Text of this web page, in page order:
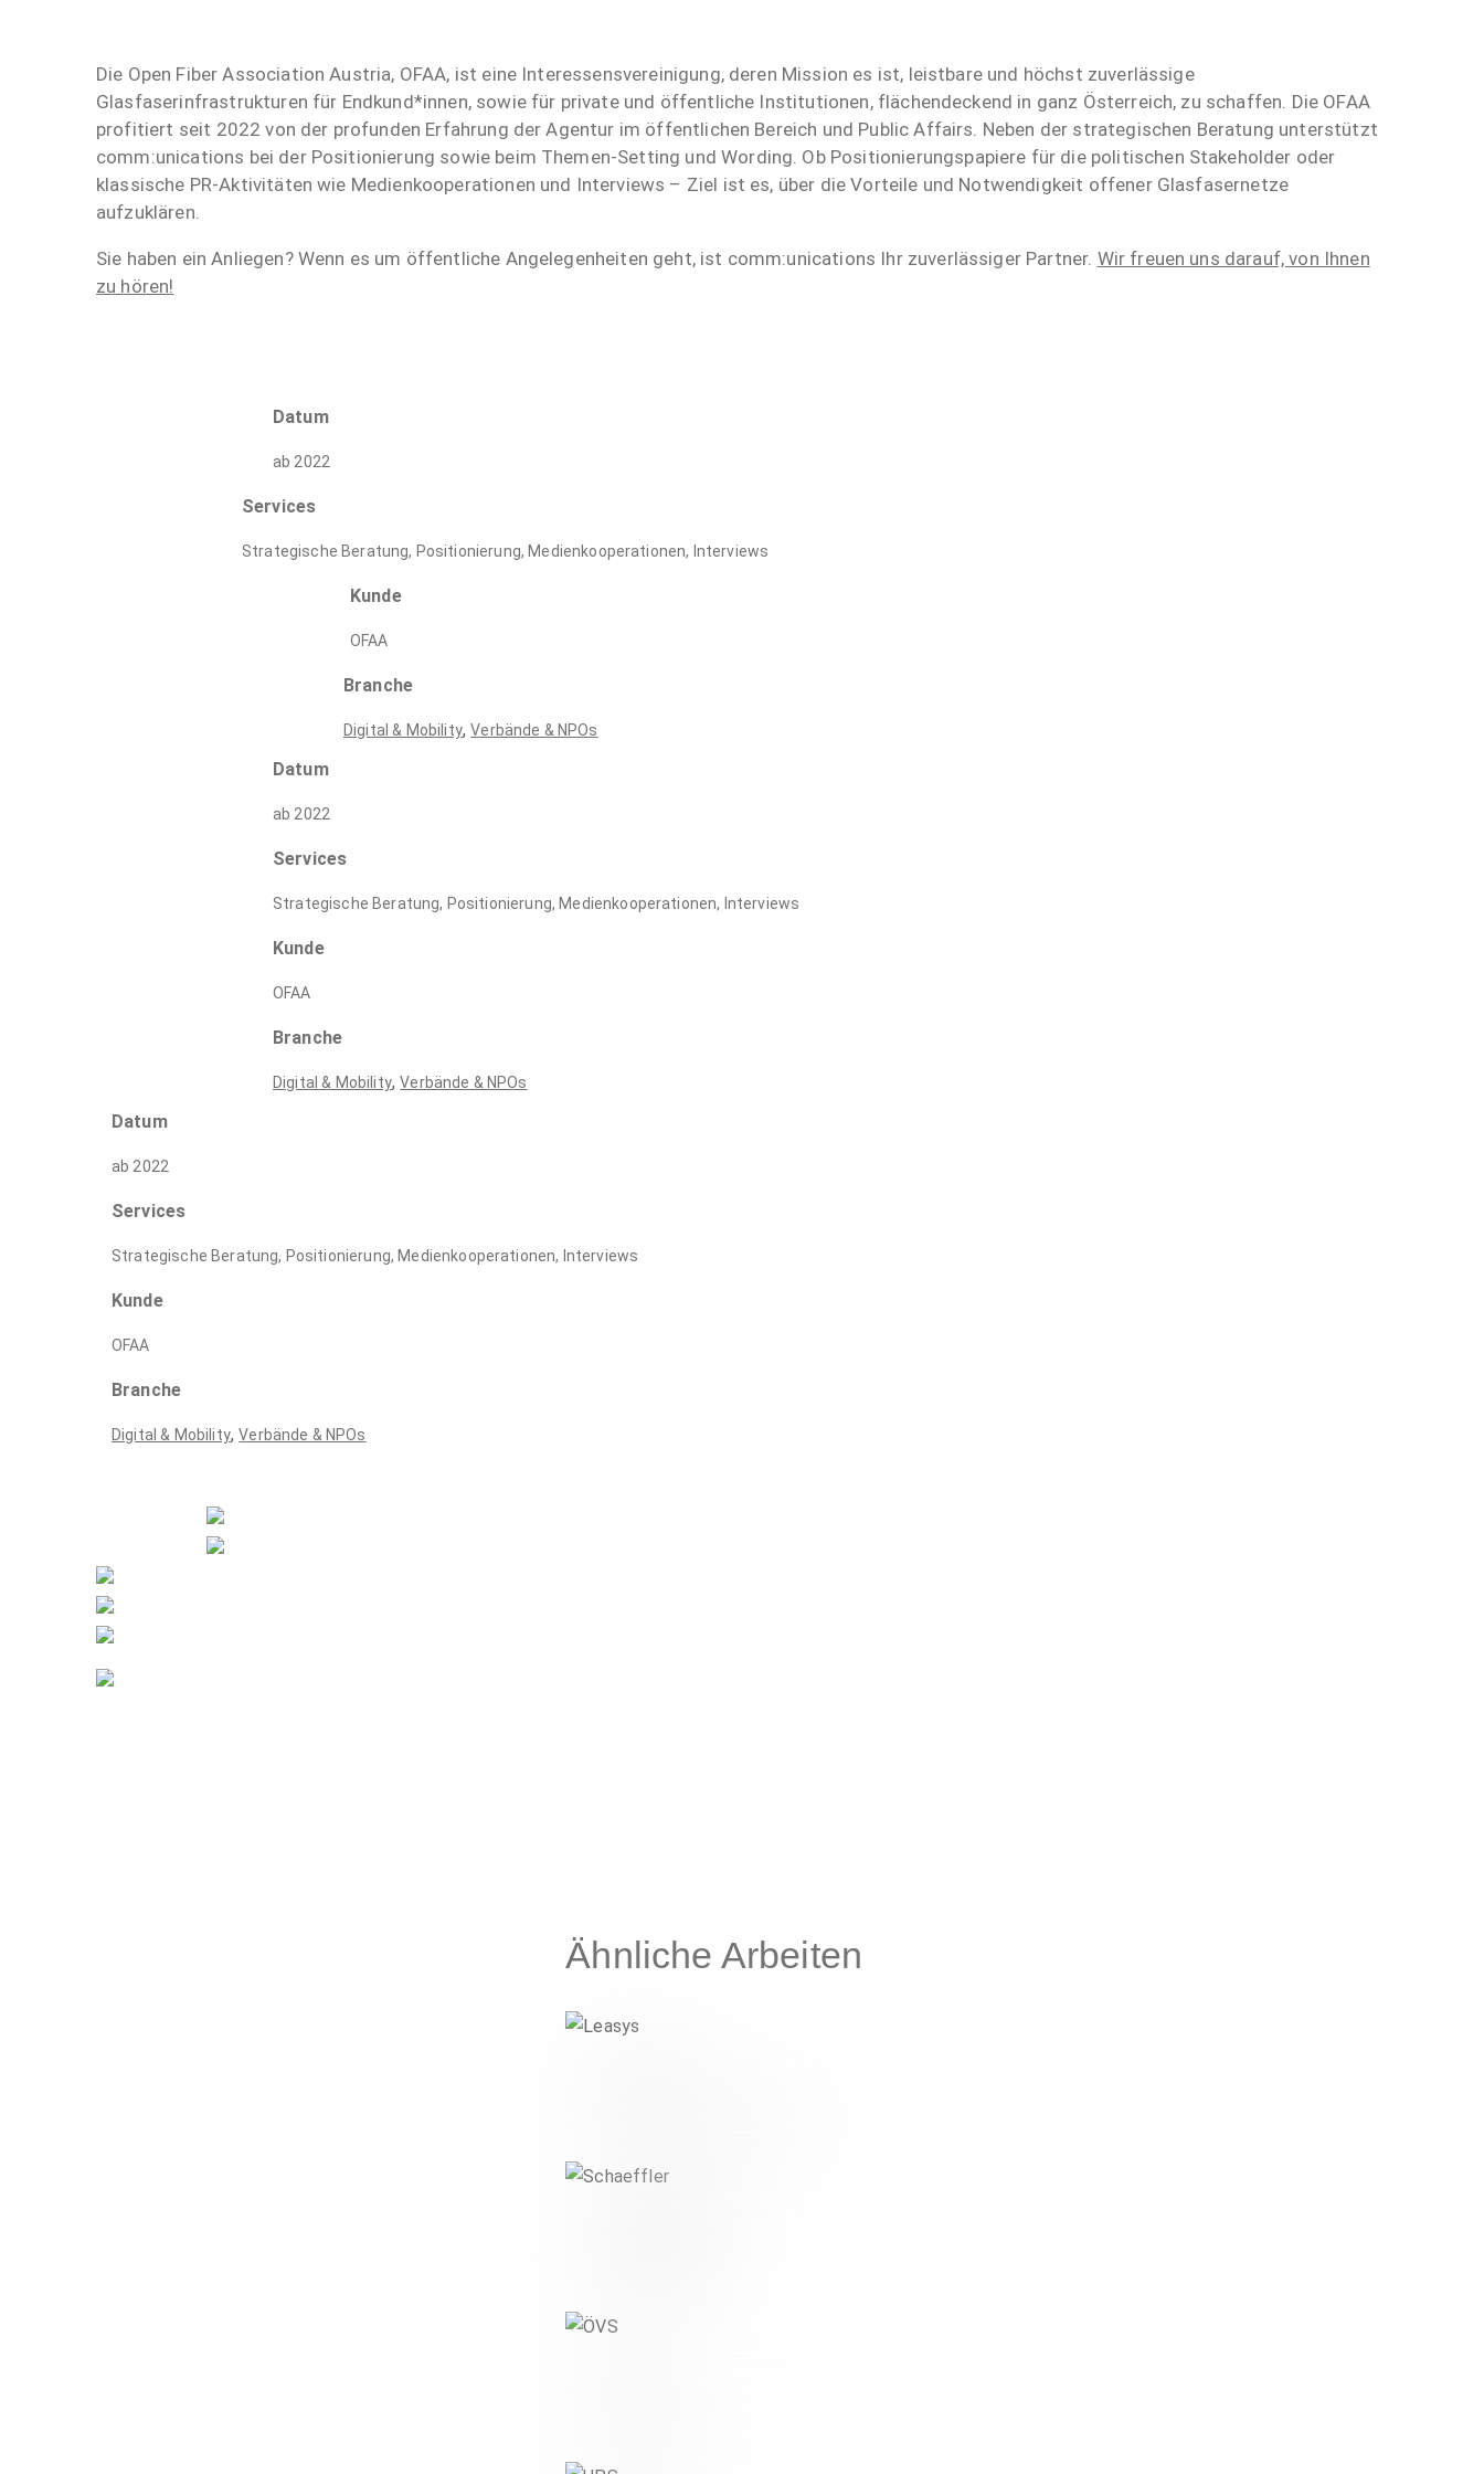
Die Open Fiber Association Austria, OFAA, ist eine Interessensvereinigung, deren Mission es ist, leistbare und höchst zuverlässige
Glasfaserinfrastrukturen für Endkund*innen, sowie für private und öffentliche Institutionen, flächendeckend in ganz Österreich, zu schaffen. Die OFAA
profitiert seit 2022 von der profunden Erfahrung der Agentur im öffentlichen Bereich und Public Affairs. Neben der strategischen Beratung unterstützt
comm:unications bei der Positionierung sowie beim Themen-Setting und Wording. Ob Positionierungspapiere für die politischen Stakeholder oder
klassische PR-Aktivitäten wie Medienkooperationen und Interviews – Ziel ist es, über die Vorteile und Notwendigkeit offener Glasfasernetze
aufzuklären.
Sie haben ein Anliegen? Wenn es um öffentliche Angelegenheiten geht, ist comm:unications Ihr zuverlässiger Partner. Wir freuen uns darauf, von Ihnen
zu hören!
Datum
ab 2022
Services
Strategische Beratung, Positionierung, Medienkooperationen, Interviews
Kunde
OFAA
Branche
Digital & Mobility,Verbände & NPOs
Datum
ab 2022
Services
Strategische Beratung, Positionierung, Medienkooperationen, Interviews
Kunde
OFAA
Branche
Digital & Mobility,Verbände & NPOs
Datum
ab 2022
Services
Strategische Beratung, Positionierung, Medienkooperationen, Interviews
Kunde
OFAA
Branche
Digital & Mobility,Verbände & NPOs
Ähnliche Arbeiten